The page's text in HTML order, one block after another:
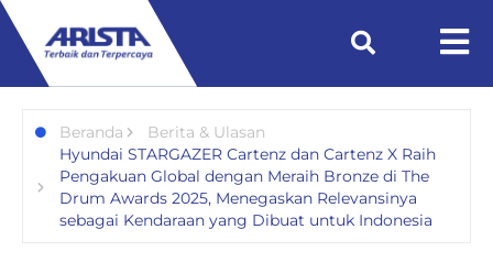
Beranda
Berita & Ulasan
Hyundai STARGAZER Cartenz dan Cartenz X Raih
Pengakuan Global dengan Meraih Bronze di The
Drum Awards 2025, Menegaskan Relevansinya
sebagai Kendaraan yang Dibuat untuk Indonesia